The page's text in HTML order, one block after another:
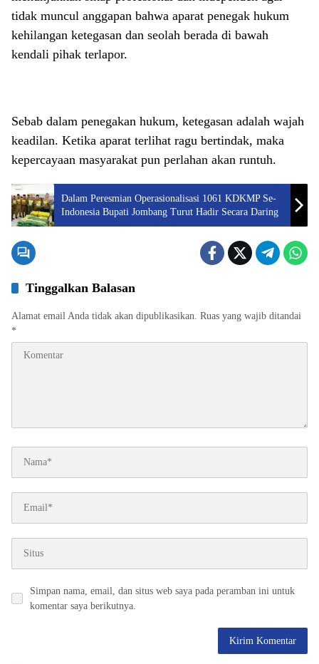
tidak muncul anggapan bahwa aparat penegak hukum
kehilangan ketegasan dan seolah berada di bawah
kendali pihak terlapor.
Sebab dalam penegakan hukum, ketegasan adalah wajah
keadilan. Ketika aparat terlihat ragu bertindak, maka
kepercayaan masyarakat pun perlahan akan runtuh.
Dalam Peresmian Operasionalisasi 1061 KDKMP Se-
Indonesia Bupati Jombang Turut Hadir Secara Daring
Tinggalkan Balasan
Alamat email Anda tidak akan dipublikasikan. Ruas yang wajib ditandai
*
Simpan nama, email, dan situs web saya pada peramban ini untuk
komentar saya berikutnya.